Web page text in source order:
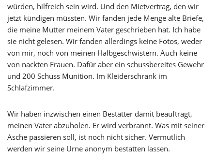
würden, hilfreich sein wird. Und den Mietvertrag, den wir
jetzt kündigen müssten. Wir fanden jede Menge alte Briefe,
die meine Mutter meinem Vater geschrieben hat. Ich habe
sie nicht gelesen. Wir fanden allerdings keine Fotos, weder
von mir, noch von meinen Halbgeschwistern. Auch keine
von nackten Frauen. Dafür aber ein schussbereites Gewehr
und 200 Schuss Munition. Im Kleiderschrank im
Schlafzimmer.
Wir haben inzwischen einen Bestatter damit beauftragt,
meinen Vater abzuholen. Er wird verbrannt. Was mit seiner
Asche passieren soll, ist noch nicht sicher. Vermutlich
werden wir seine Urne anonym bestatten lassen.